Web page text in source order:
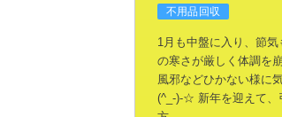
不用品回収
1月も中盤に入り、節気
の寒さが厳しく体調を
風邪などひかない様に
(^_-)-☆ 新年を迎えて